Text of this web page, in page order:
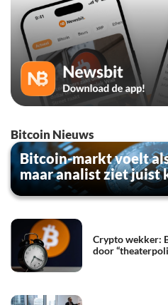
Bitcoin Nieuws
Bitcoin-markt voelt als
maar analist ziet juist
Crypto wekker:
door